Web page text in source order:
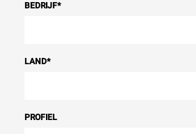
BEDRIJF*
LAND*
PROFIEL